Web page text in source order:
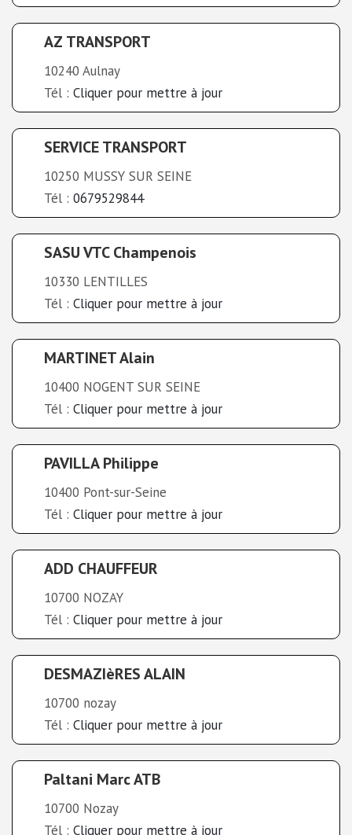
AZ TRANSPORT
10240 Aulnay
Tél : Cliquer pour mettre à jour
SERVICE TRANSPORT
10250 MUSSY SUR SEINE
Tél : 0679529844
SASU VTC Champenois
10330 LENTILLES
Tél : Cliquer pour mettre à jour
MARTINET Alain
10400 NOGENT SUR SEINE
Tél : Cliquer pour mettre à jour
PAVILLA Philippe
10400 Pont-sur-Seine
Tél : Cliquer pour mettre à jour
ADD CHAUFFEUR
10700 NOZAY
Tél : Cliquer pour mettre à jour
DESMAZIèRES ALAIN
10700 nozay
Tél : Cliquer pour mettre à jour
Paltani Marc ATB
10700 Nozay
Tél : Cliquer pour mettre à jour